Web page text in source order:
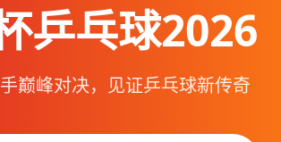
乒乓球2026
巅峰对决，见证乒乓球新传奇